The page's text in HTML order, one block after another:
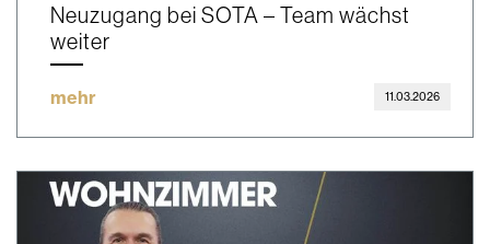
Neuzugang bei SOTA – Team wächst
weiter
mehr 11.03.2026